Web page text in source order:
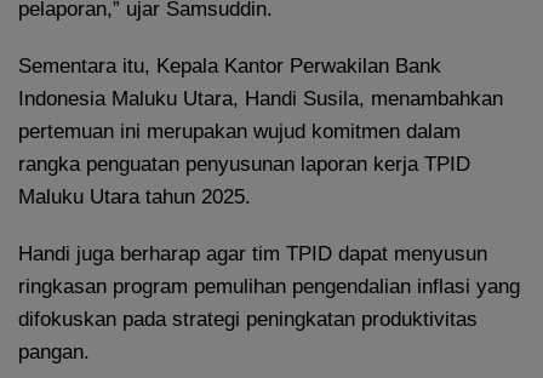
pelaporan,” ujar Samsuddin.
Sementara itu, Kepala Kantor Perwakilan Bank
Indonesia Maluku Utara, Handi Susila, menambahkan
pertemuan ini merupakan wujud komitmen dalam
rangka penguatan penyusunan laporan kerja TPID
Maluku Utara tahun 2025.
Handi juga berharap agar tim TPID dapat menyusun
ringkasan program pemulihan pengendalian inflasi yang
difokuskan pada strategi peningkatan produktivitas
pangan.